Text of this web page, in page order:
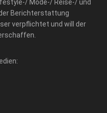
Mode-/ Reise-/ und
Berichterstattung
verpflichtet und will der